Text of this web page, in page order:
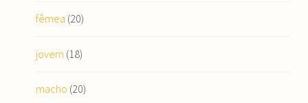
fêmea (20)
jovem (18)
macho (20)